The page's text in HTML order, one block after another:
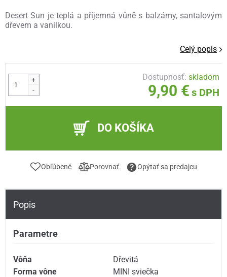
Desert Sun je teplá a příjemná vůně s balzámy, santalovým
dřevem a vanilkou.
Celý popis
+
-
Dostupnosť:skladom
9,90 € s DPH
DO KOŠÍKA
Obľúbené Porovnať Opýtať sa predajcu
Popis
Parametre
Vôňa
Dřevitá
Forma vône
MINI sviečka